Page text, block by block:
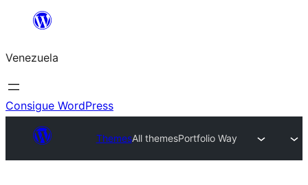
Saltar
contenido
Venezuela
Consigue WordPress
ThemesAll themesPortfolio Way